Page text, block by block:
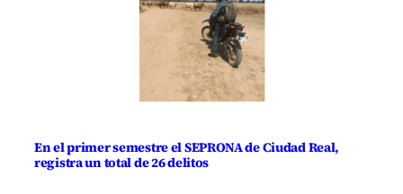
En el primer semestre el SEPRONA de Ciudad Real,
registra un total de 26 delitos